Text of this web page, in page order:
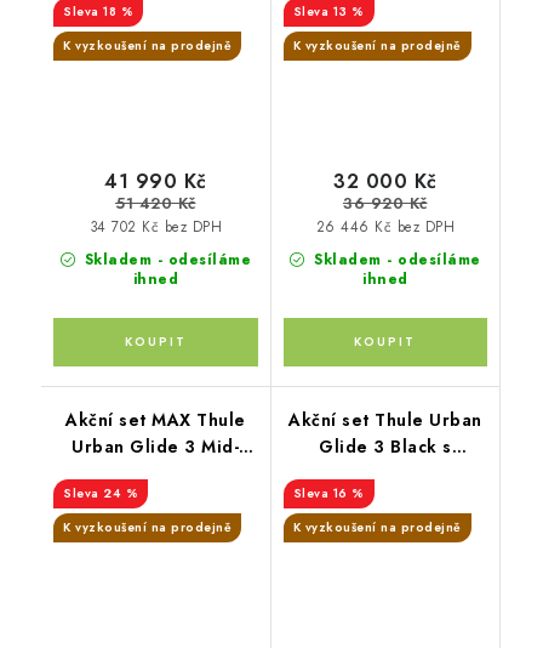
korba Soft Beige +
pláštěnka + moskytiéra
18 %
K vyzkoušení na prodejně
Skladem - odesíláme
ihned
34 702 Kč bez DPH
41 990 Kč
51 420 Kč
moskytiéry+ madlo +
sedačka i-snug 2
13 %
K vyzkoušení na prodejně
Skladem - odesíláme
ihned
26 446 Kč bez DPH
32 000 Kč
36 920 Kč
Akční set MAX Thule
Urban Glide 3 Mid-
blue + korba soft
beige + SnugLite
midnight
24 %
K vyzkoušení na prodejně
Akční set Thule Urban
Glide 3 Black s
magnetickou přezkou+
korba Tinted Taupe +
pláštěnka + moskytiéra
16 %
K vyzkoušení na prodejně